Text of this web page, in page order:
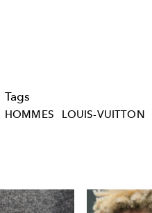
Tags
HOMMES LOUIS-VUITTON